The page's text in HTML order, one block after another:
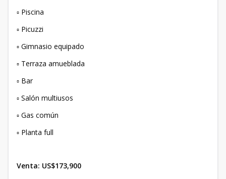
▫️ Piscina
▫️ Picuzzi
▫️ Gimnasio equipado
▫️ Terraza amueblada
▫️ Bar
▫️ Salón multiusos
▫️ Gas común
▫️ Planta full
Venta: US$173,900